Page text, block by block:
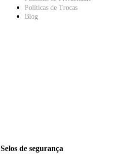
Políticas de Trocas
Blog
Selos de segurança